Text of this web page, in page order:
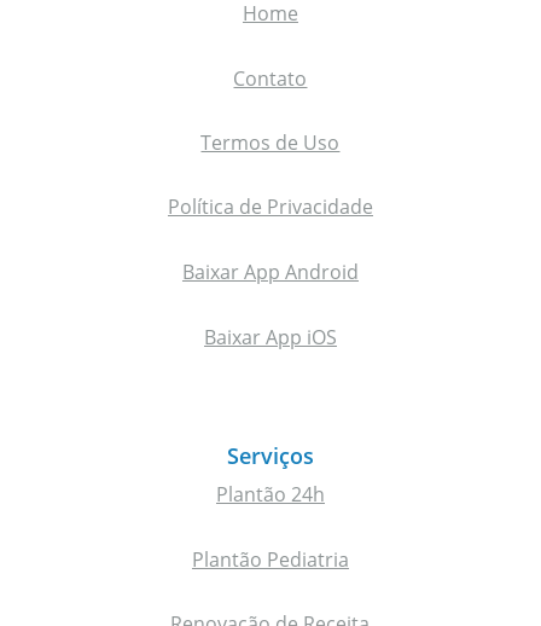
Home
Contato
Termos de Uso
Política de Privacidade
Baixar App Android
Baixar App iOS
Serviços
Plantão 24h
Plantão Pediatria